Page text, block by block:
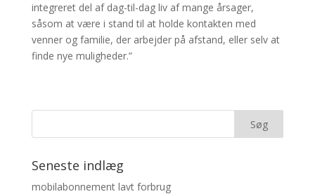
integreret del af dag-til-dag liv af mange årsager,
såsom at være i stand til at holde kontakten med
venner og familie, der arbejder på afstand, eller selv at
finde nye muligheder.”
Seneste indlæg
mobilabonnement lavt forbrug